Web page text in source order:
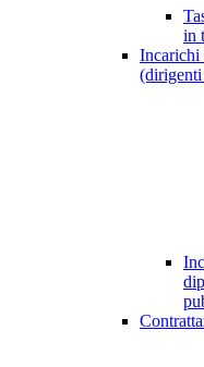
in
Incarichi